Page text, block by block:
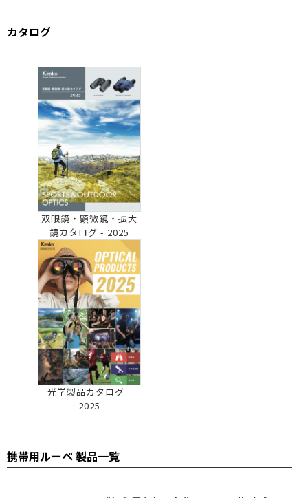
カタログ
双眼鏡・顕微鏡・拡大
鏡カタログ - 2025
光学製品カタログ -
2025
携帯用ルーペ 製品一覧